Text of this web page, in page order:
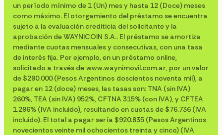
un período mínimo de 1 (Un) mes y hasta 12 (Doce) meses
como máximo. El otorgamiento del préstamo se encuentra
sujeto a la evaluación crediticia del solicitante y la
aprobación de WAYNICOIN S.A.. El préstamo se amortiza
mediante cuotas mensuales y consecutivas, con una tasa
de interés fija. Por ejemplo, en un préstamo online,
solicitado a través de www.waynimovil.com.ar, por un valor
de $290.000 (Pesos Argentinos doscientos noventa mil), a
pagar en 12 (doce) meses, las tasas son: TNA (sin IVA)
260%, TEA (sin IVA) 952%, CFTNA 315% (con IVA), y CFTEA
1.296% (IVA incluido), resultando en cuotas de $76.736 (IVA
incluido). El total a pagar sería $920.835 (Pesos Argentinos
novecientos veinte mil ochocientos treinta y cinco) (IVA